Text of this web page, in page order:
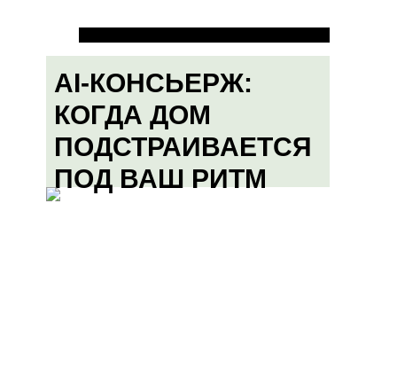
AI-КОНСЬЕРЖ:
КОГДА ДОМ
ПОДСТРАИВАЕТСЯ
ПОД ВАШ РИТМ